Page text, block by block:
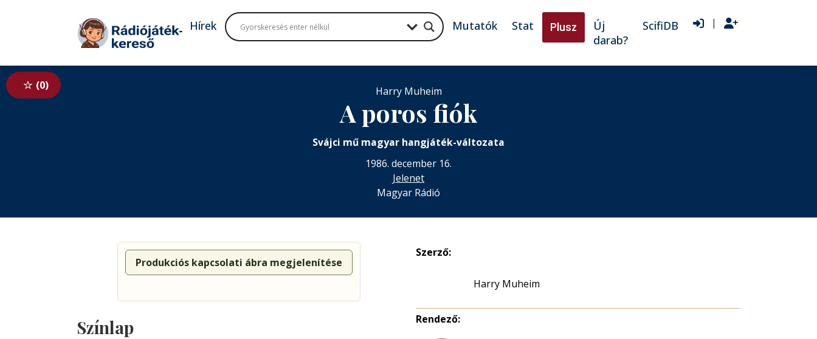
Tovább a tartalomhoz
Hírek Mutatók Stat Plusz
Új
darab?
ScifiDB |
0 Harry Muheim
A poros fiók
Svájci mű magyar hangjáték-változata
1986. december 16.
Jelenet
Magyar Rádió
Produkciós kapcsolati ábra megjelenítése
Színlap
Szerző:
Harry Muheim
Rendező: